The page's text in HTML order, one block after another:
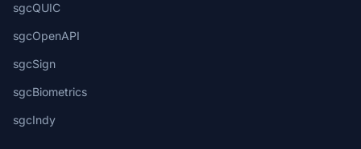
sgcQUIC
sgcOpenAPI
sgcSign
sgcBiometrics
sgcIndy